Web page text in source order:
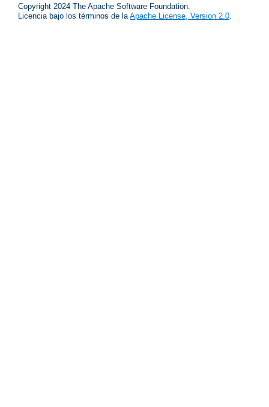
Copyright 2024 The Apache Software Foundation.
Licencia bajo los términos de la Apache License, Version 2.0